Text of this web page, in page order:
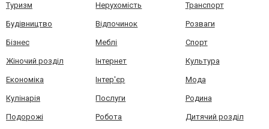
Туризм Нерухомість Транспорт
Будівництво Відпочинок Розваги
Бізнес Меблі Спорт
Жіночий розділ Інтернет Культура
Економіка Інтер'єр Мода
Кулінарія Послуги Родина
Подорожі Робота Дитячий розділ